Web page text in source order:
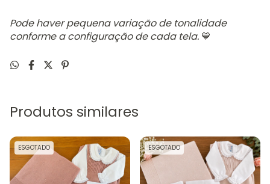
Pode haver pequena variação de tonalidade
conforme a configuração de cada tela. 💙
Produtos similares
ESGOTADO ESGOTADO